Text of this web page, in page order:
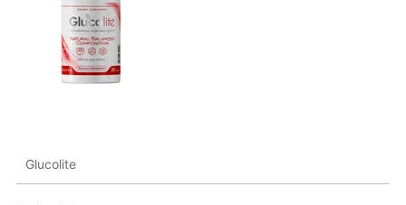
Glucolite